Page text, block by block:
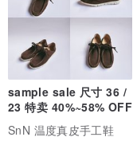
sample sale 尺寸 36 /
23 特卖 40%~58% OFF
SnN 温度真皮手工鞋